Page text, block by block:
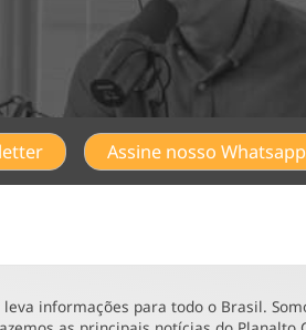
Assine nosso Whatsapp
informações para todo o Brasil.